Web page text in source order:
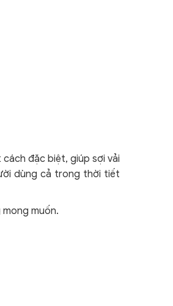
đặc biệt, giúp sợi vải
dùng cả trong thời tiết
muốn.